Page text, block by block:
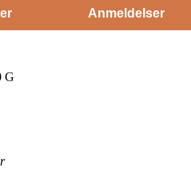
Anmeldelser
G